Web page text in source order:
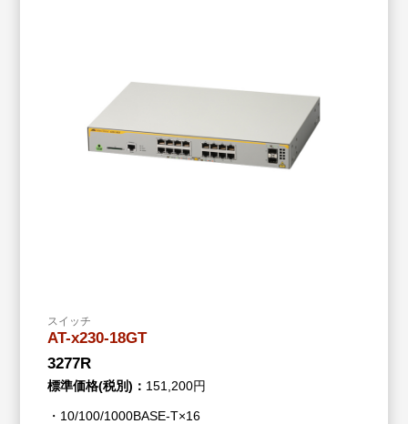
スイッチ
AT-x230-18GT
3277R
標準価格(税別)： 151,200円
・10/100/1000BASE-T×16